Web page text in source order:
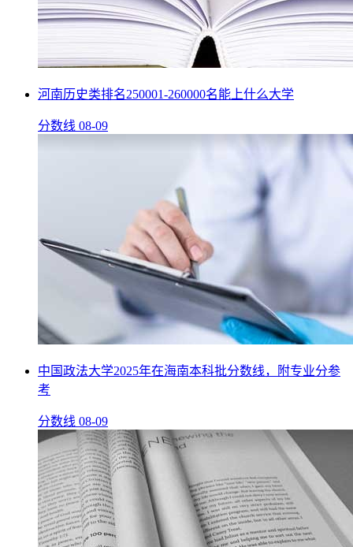
河南历史类排名250001-260000名能上什么大学
分数线 08-09
中国政法大学2025年在海南本科批分数线，附专业分参
考
分数线 08-09